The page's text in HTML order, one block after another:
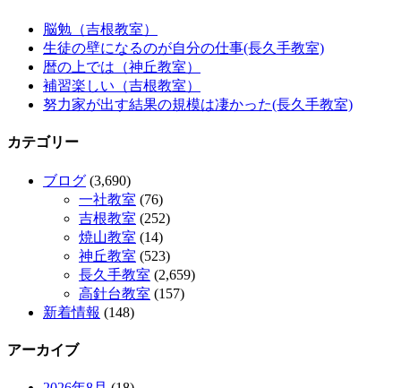
脳勉（吉根教室）
生徒の壁になるのが自分の仕事(長久手教室)
暦の上では（神丘教室）
補習楽しい（吉根教室）
努力家が出す結果の規模は凄かった(長久手教室)
カテゴリー
ブログ (3,690)
一社教室 (76)
吉根教室 (252)
焼山教室 (14)
神丘教室 (523)
長久手教室 (2,659)
高針台教室 (157)
新着情報 (148)
アーカイブ